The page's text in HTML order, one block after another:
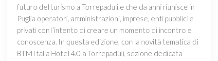
futuro del turismo a Torrepaduli e che da anni riunisce in
Puglia operatori, amministrazioni, imprese, enti pubblici e
privati con l’intento di creare un momento di incontro e
conoscenza. In questa edizione, con la novità tematica di
BTM Italia Hotel 4.0 a Torrepaduli, sezione dedicata